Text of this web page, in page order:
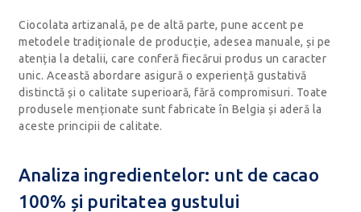
Ciocolata artizanală, pe de altă parte, pune accent pe
metodele tradiționale de producție, adesea manuale, și pe
atenția la detalii, care conferă fiecărui produs un caracter
unic. Această abordare asigură o experiență gustativă
distinctă și o calitate superioară, fără compromisuri. Toate
produsele menționate sunt fabricate în Belgia și aderă la
aceste principii de calitate.
Analiza ingredientelor: unt de cacao
100% și puritatea gustului